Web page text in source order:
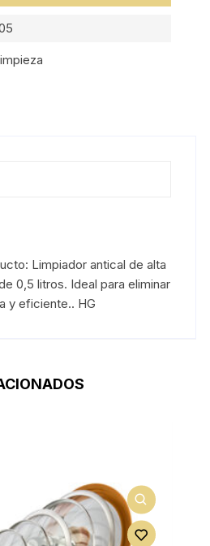
Limpiador antical de alta
0,5 litros. Ideal para eliminar
y eficiente.. HG